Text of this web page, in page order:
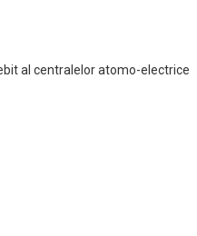
al centralelor atomo-electrice